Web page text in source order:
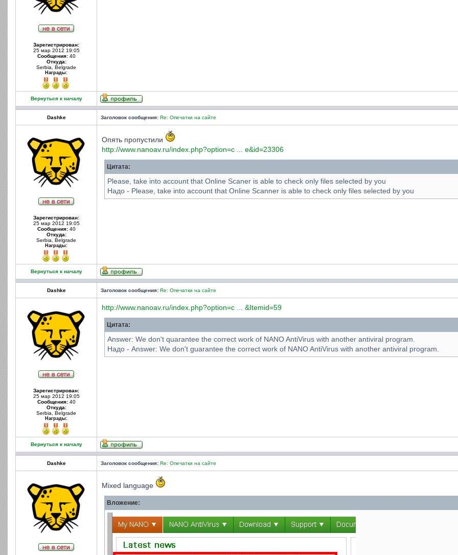
Зарегистрирован:
25 мар 2012 19:05
Сообщения:40
Откуда:
Serbia, Belgrade
Награды:
Вернуться к началу
Dashke Заголовок сообщения: Re: Опечатки на сайте
Зарегистрирован:
25 мар 2012 19:05
Сообщения:40
Откуда:
Serbia, Belgrade
Награды:
Опять пропустили
http://www.nanoav.ru/index.php?option=c ... e&id=23306
Цитата:
Please, take into account that Online Scaner is able to check only files selected by you
Надо - Please, take into account that Online Scanner is able to check only files selected by you
Вернуться к началу
Dashke Заголовок сообщения: Re: Опечатки на сайте
Зарегистрирован:
25 мар 2012 19:05
Сообщения:40
Откуда:
Serbia, Belgrade
Награды:
http://www.nanoav.ru/index.php?option=c ... &Itemid=59
Цитата:
Answer: We don't quarantee the correct work of NANO AntiVirus with another antiviral program.
Надо - Answer: We don't guarantee the correct work of NANO AntiVirus with another antiviral program.
Вернуться к началу
Dashke Заголовок сообщения: Re: Опечатки на сайте
Mixed language
Вложение: